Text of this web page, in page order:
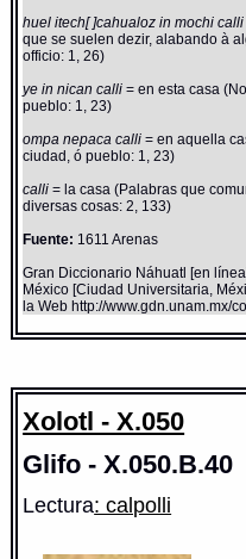
huel itech[ ]cahualoz in mochi
que se suelen dezir, alabando à
officio: 1, 26)
ye in nican calli= en esta casa
pueblo: 1, 23)
ompa nepaca calli= en aquella
ciudad, ó pueblo: 1, 23)
calli= la casa (Palabras que
diversas cosas: 2, 133)
Fuente: 1611 Arenas
Gran Diccionario Náhuatl [en
México [Ciudad Universitaria,
la Web http://www.gdn.unam.mx/
Xolotl - X.050
Glifo - X.050.B.40
Lectura: calpolli